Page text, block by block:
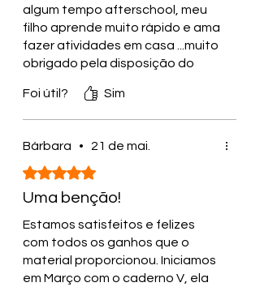
*Novas edições poderão ter até 400
páginas.
*Chame no suporte para qualquer
questão!
Quer ver as amostras?
algum tempo afterschool, meu
filho aprende muito rápido e ama
fazer atividades em casa ...muito
obrigado pela disposição do
Foi útil?
Sim
Bárbara • 21 de mai.
Rated 5 out of 5 stars.
Uma benção!
Estamos satisfeitos e felizes
com todos os ganhos que o
material proporcionou. Iniciamos
em Março com o caderno V, ela